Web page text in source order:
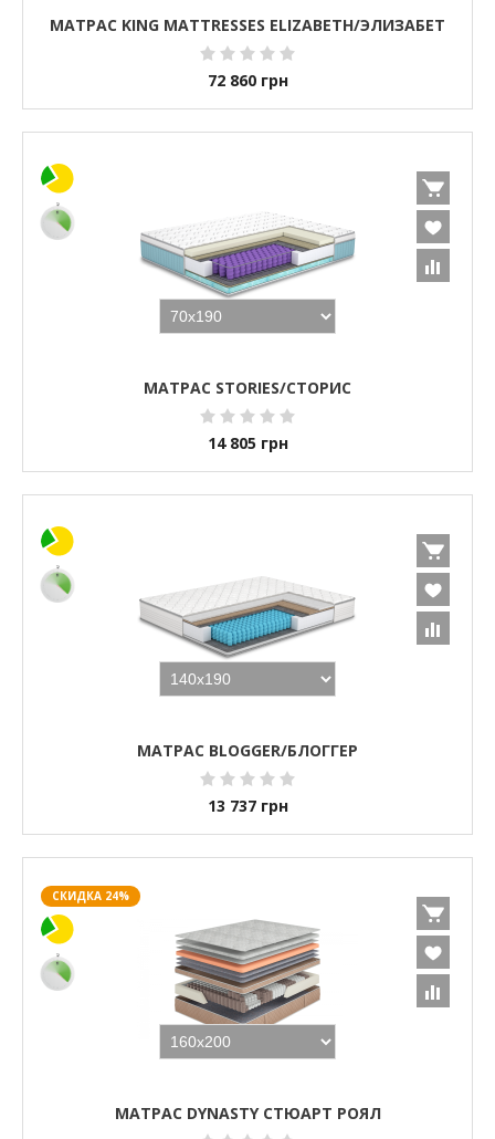
МАТРАС KING MATTRESSES ELIZABETH/ЭЛИЗАБЕТ
72 860 грн
МАТРАС STORIES/СТОРИС
14 805 грн
МАТРАС BLOGGER/БЛОГГЕР
13 737 грн
СКИДКА 24%
МАТРАС DYNASTY СТЮАРТ РОЯЛ